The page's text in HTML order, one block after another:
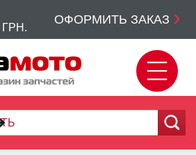
ГРН.
ОФОРМИТЬ ЗАКАЗ